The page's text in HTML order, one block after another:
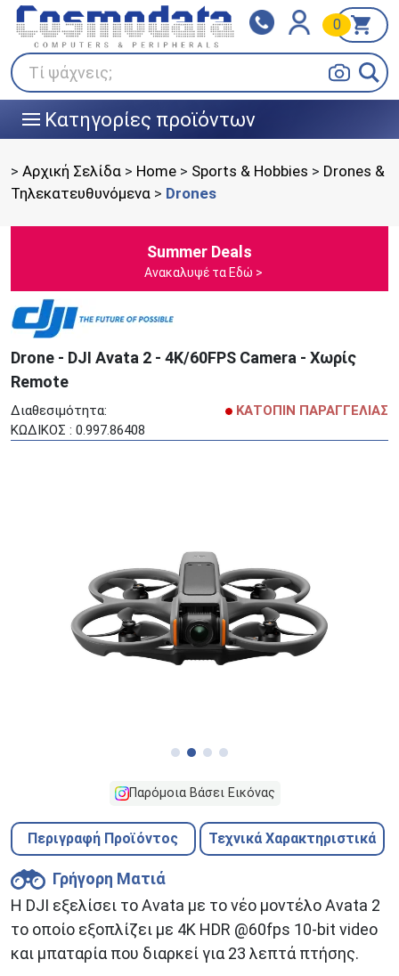
Τί ψάχνεις;
0
||| Κατηγορίες προϊόντων
Klarna
Πληρώστε σε 3
άτοκες δόσεις
BOX NOW
> Αρχική Σελίδα > Home > Sports & Hobbies > Drones &
Τηλεκατευθυνόμενα > Drones
Summer Deals
Ανακαλυψέ τα Εδώ >
Drone - DJI Avata 2 - 4K/60FPS Camera - Χωρίς
Remote
Διαθεσιμότητα:
ΚΑΤΟΠΙΝ ΠΑΡΑΓΓΕΛΙΑΣ
ΚΩΔΙΚΟΣ : 0.997.86408
Παρόμοια Βάσει Εικόνας
Περιγραφή Προϊόντος Τεχνικά Χαρακτηριστικά
Γρήγορη Ματιά
H DJI εξελίσει το Avata με το νέο μοντέλο Avata 2
το οποίο εξοπλίζει με 4K HDR @60fps 10-bit video
και μπαταρία που διαρκεί για 23 λεπτά πτήσης.